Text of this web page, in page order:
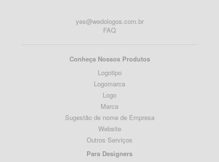
yes@wedologos.com.br
FAQ
Conheça Nossos Produtos
Logotipo
Logomarca
Logo
Marca
Sugestão de nome de Empresa
Website
Outros Serviços
Para Designers